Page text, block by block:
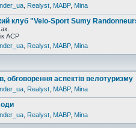
Realyst MABP, Mina
клуб "Velo-Sport Sumy
АСР
Realyst MABP, Mina
обговорення аспектів велотуризму
Realyst MABP, Mina
Realyst MABP, Mina